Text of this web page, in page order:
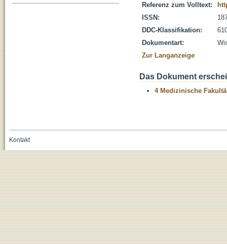
Referenz zum Volltext:
ISSN:
DDC-Klassifikation:
Dokumentart:
Zur Langanzeige
Das Dokument
4 Medizinische
Kontakt